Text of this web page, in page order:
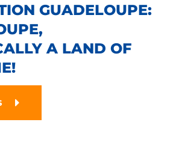
GUADELOUPE:
A LAND OF